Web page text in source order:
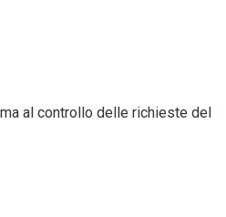
al controllo delle richieste del